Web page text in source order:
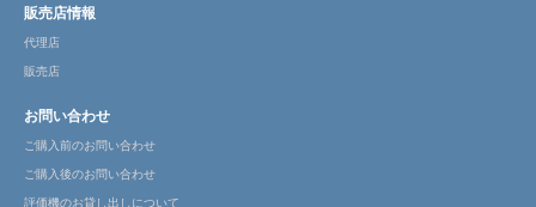
販売店情報
代理店
販売店
お問い合わせ
ご購入前のお問い合わせ
ご購入後のお問い合わせ
評価機のお貸し出しについて